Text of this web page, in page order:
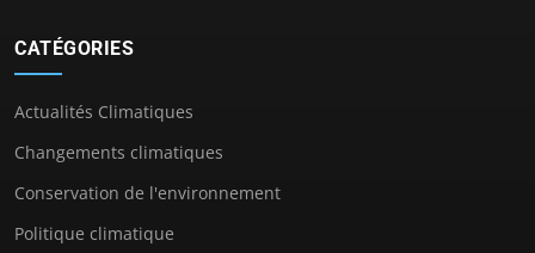
CATÉGORIES
Actualités Climatiques
Changements climatiques
Conservation de l'environnement
Politique climatique